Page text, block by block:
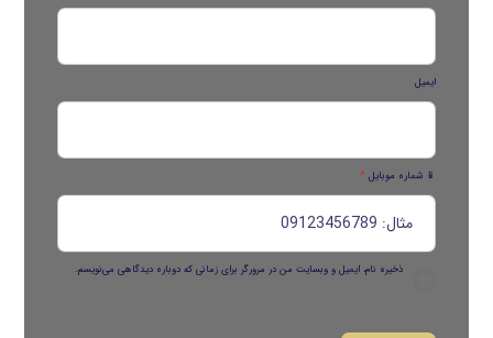
ایمیل
📱 شماره موبایل *
ذخیره نام، ایمیل و وبسایت من در مرورگر برای زمانی که دوباره دیدگاهی می‌نویسم.